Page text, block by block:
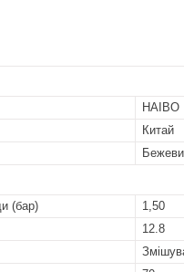
HAIBO
Китай
(бар)
1,50
12.8